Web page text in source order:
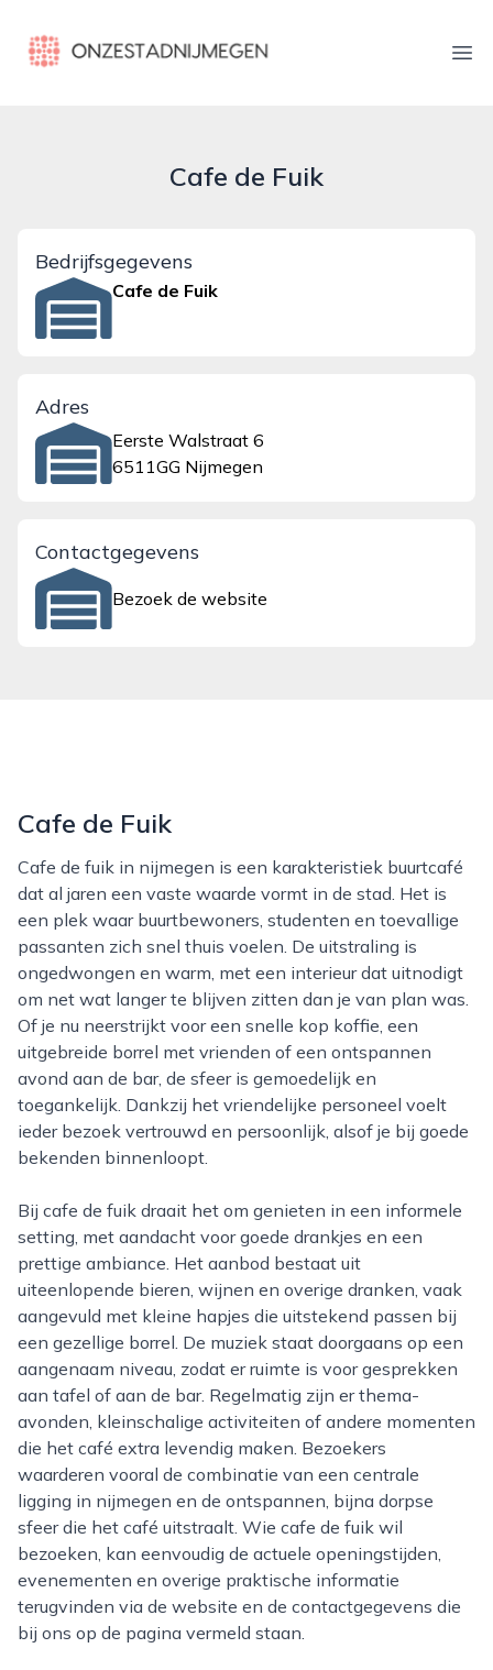
onzestadnijmegen.nl
Cafe de Fuik
Bedrijfsgegevens
Cafe de Fuik
Adres
Eerste Walstraat 6
6511GG Nijmegen
Contactgegevens
Bezoek de website
Cafe de Fuik
Cafe de fuik in nijmegen is een karakteristiek buurtcafé
dat al jaren een vaste waarde vormt in de stad. Het is
een plek waar buurtbewoners, studenten en toevallige
passanten zich snel thuis voelen. De uitstraling is
ongedwongen en warm, met een interieur dat uitnodigt
om net wat langer te blijven zitten dan je van plan was.
Of je nu neerstrijkt voor een snelle kop koffie, een
uitgebreide borrel met vrienden of een ontspannen
avond aan de bar, de sfeer is gemoedelijk en
toegankelijk. Dankzij het vriendelijke personeel voelt
ieder bezoek vertrouwd en persoonlijk, alsof je bij goede
bekenden binnenloopt.
Bij cafe de fuik draait het om genieten in een informele
setting, met aandacht voor goede drankjes en een
prettige ambiance. Het aanbod bestaat uit
uiteenlopende bieren, wijnen en overige dranken, vaak
aangevuld met kleine hapjes die uitstekend passen bij
een gezellige borrel. De muziek staat doorgaans op een
aangenaam niveau, zodat er ruimte is voor gesprekken
aan tafel of aan de bar. Regelmatig zijn er thema-
avonden, kleinschalige activiteiten of andere momenten
die het café extra levendig maken. Bezoekers
waarderen vooral de combinatie van een centrale
ligging in nijmegen en de ontspannen, bijna dorpse
sfeer die het café uitstraalt. Wie cafe de fuik wil
bezoeken, kan eenvoudig de actuele openingstijden,
evenementen en overige praktische informatie
terugvinden via de website en de contactgegevens die
bij ons op de pagina vermeld staan.